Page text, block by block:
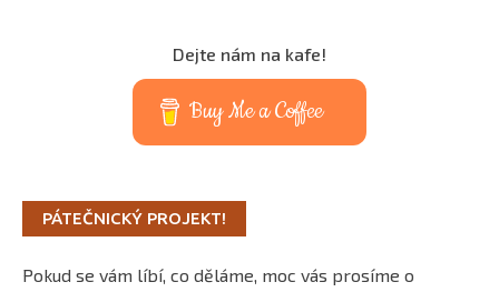
Dejte nám na kafe!
Buy Me a Coffee
PÁTEČNICKÝ PROJEKT!
Pokud se vám líbí, co děláme, moc vás prosíme o